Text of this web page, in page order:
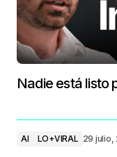
Nadie está listo
AI LO+VIRAL 29 julio,